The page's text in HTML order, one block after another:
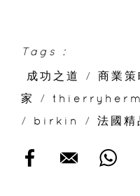
Tags :
成功之道
/ 商業策
家
/
/
birkin / 法國精